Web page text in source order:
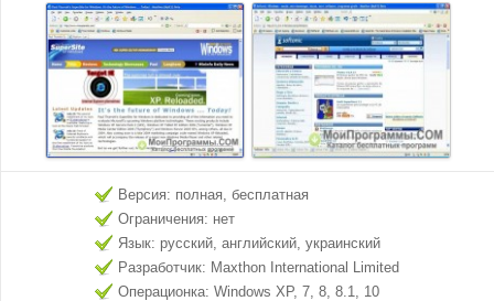
Версия: полная, бесплатная
Ограничения: нет
Язык: русский, английский, украинский
Разработчик: Maxthon International Limited
Операционка: Windows XP, 7, 8, 8.1, 10